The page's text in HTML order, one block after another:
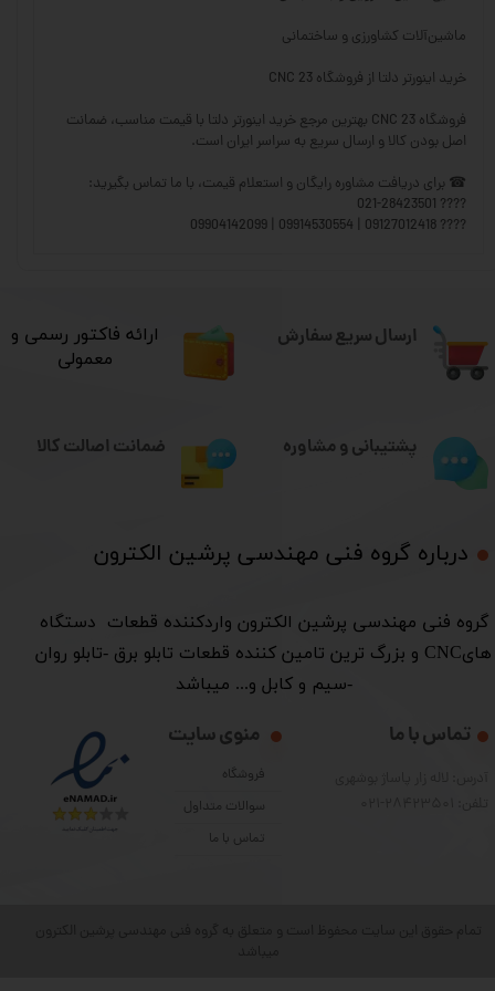
ماشین‌آلات کشاورزی و ساختمانی
خرید اینورتر دلتا از فروشگاه CNC 23
فروشگاه CNC 23 بهترین مرجع خرید اینورتر دلتا با قیمت مناسب، ضمانت
اصل بودن کالا و ارسال سریع به سراسر ایران است.
☎ برای دریافت مشاوره رایگان و استعلام قیمت، با ما تماس بگیرید:
???? 021-28423501
???? 09127012418 | 09914530554 | 09904142099
ارسال سریع سفارش
درباره گروه فنی مهندسی پرشین الکترون​​​​​​​
​گروه فنی مهندسی پرشین الکترون واردکننده قطعات دستگاه
هایCNC و بزرگ ترین تامین کننده قطعات تابلو برق -تابلو روان
-سیم و کابل و... میباشد
منوی سایت
فروشگاه
سوالات متداول
تماس با ما
تماس با ما
​ارائه فاکتور رسمی و
معمولی
پشتیبانی و مشاوره ضمانت اصالت کالا